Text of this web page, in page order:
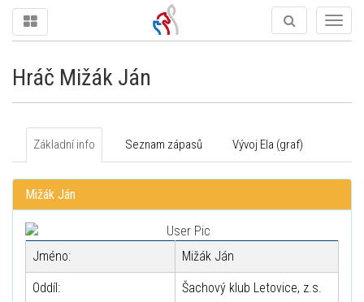
Hráč Mižák Ján
Základní info Seznam zápasů Vývoj Ela (graf)
Mižák Ján
Jméno: Mižák Ján
Oddíl: Šachový klub Letovice, z.s.